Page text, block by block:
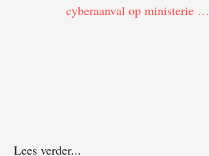
cyberaanval op ministerie van
Lees verder...